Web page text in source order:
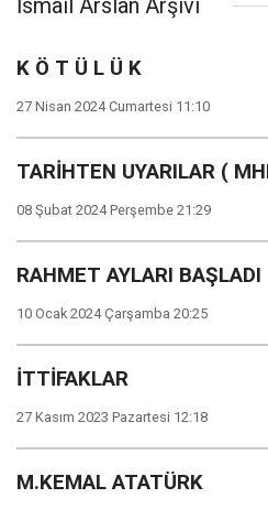
İsmail Arslan Arşivi
K Ö T Ü L Ü K
27 Nisan 2024 Cumartesi 11:10
TARİHTEN UYARILAR (
08 Şubat 2024 Perşembe 21:29
RAHMET AYLARI BAŞLADI
10 Ocak 2024 Çarşamba 20:25
İTTİFAKLAR
27 Kasım 2023 Pazartesi 12:18
M.KEMAL ATATÜRK